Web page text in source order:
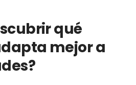
qué
mejor a